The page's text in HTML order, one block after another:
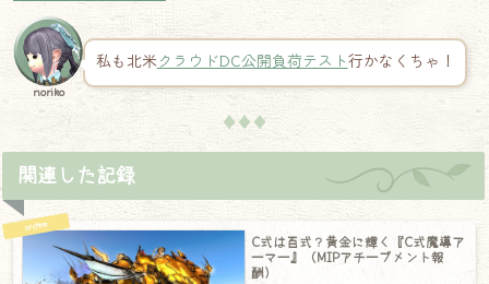
noriko
私も北米 クラウドDC公開負荷テスト行かなくちゃ！
♦♦♦
関連した記録
C式は百式？黄金に輝く『C式魔導ア
ーマー』（MIPアチーブメント報
酬）